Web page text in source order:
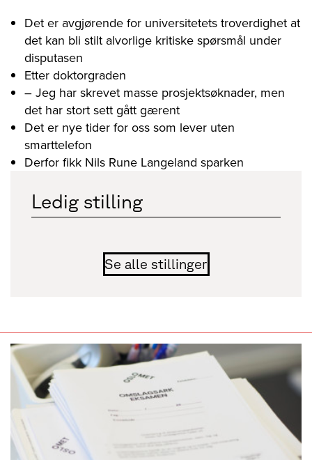
Ledig stilling
Se alle stillinger
Det er avgjørende for universitetets troverdighet at
det kan bli stilt alvorlige kritiske spørsmål under
disputasen
Etter doktorgraden
– Jeg har skrevet masse prosjektsøknader, men
det har stort sett gått gærent
Det er nye tider for oss som lever uten
smarttelefon
Derfor fikk Nils Rune Langeland sparken